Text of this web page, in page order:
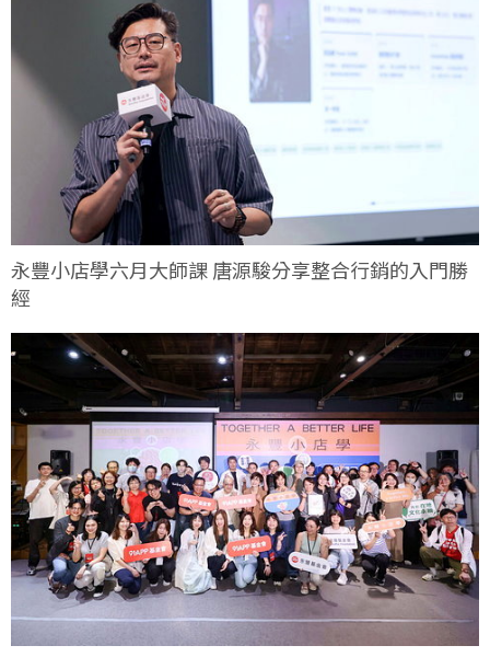
永豐小店學六月大師課 唐源駿分享整合行銷的入門勝
經